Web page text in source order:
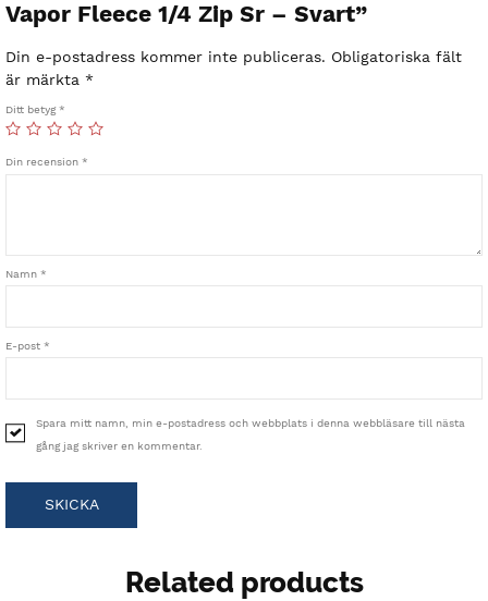
Vapor Fleece 1/4 Zip Sr – Svart”
Din e-postadress kommer inte publiceras. Obligatoriska fält
är märkta*
Ditt betyg*
Din recension*
Namn*
E-post*
Spara mitt namn, min e-postadress och webbplats i denna webbläsare till nästa
gång jag skriver en kommentar.
Related products